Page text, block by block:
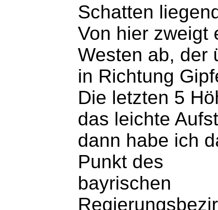
Schatten
Von hier zweigt
Westen ab, der
in Richtung
Die letzten 5
das leichte
dann habe ich
Punkt des
bayrischen